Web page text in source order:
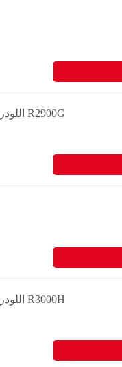
Cat اللودرات التي تعمل في المناجم الموجودة تحت الأرض R2900G
Cat اللودرات التي تعمل في المناجم الموجودة تحت الأرض R3000H